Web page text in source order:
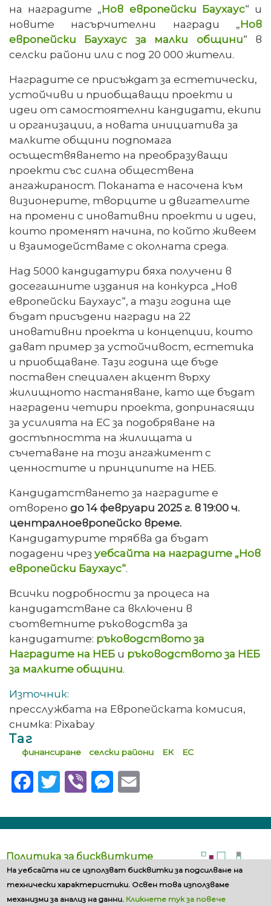
на наградите „Нов европейски Баухаус“ и
новите насърчителни награди „Нов
европейски Баухаус за малки общини“ в
селски райони или с под 20 000 жители.
Наградите се присъждат за естетически,
устойчиви и приобщаващи проекти и
идеи от самостоятелни кандидати, екипи
и организации, а новата инициатива за
малките общини подпомага
осъществяването на преобразуващи
проекти със силна обществена
ангажираност. Поканата е насочена към
визионерите, творците и двигателите
на промени с иновативни проекти и идеи,
които променят начина, по който живеем
и взаимодействаме с околната среда.
Над 5000 кандидатури бяха получени в
досегашните издания на конкурса „Нов
европейски Баухаус“, а тази година ще
бъдат присъдени награди на 22
иновативни проекта и концепции, които
дават пример за устойчивост, естетика
и приобщаване. Тази година ще бъде
поставен специален акцент върху
жилищното настаняване, като ще бъдат
наградени четири проекта, допринасящи
за усилията на ЕС за подобряване на
достъпността на жилищата и
съчетаване на този ангажимент с
ценностите и принципите на НЕБ.
Кандидатстването за наградите е
отворено до 14 февруари 2025 г. в 19:00 ч.
централноевропейско време.
Кандидатурите трябва да бъдат
подадени чрез уебсайта на наградите „Нов
европейски Баухаус“.
Всички подробности за процеса на
кандидатстване са включени в
съответните ръководства за
кандидатите: ръководството за
Наградите на НЕБ и ръководството за НЕБ
за малките общини.
Източник:
пресслужбата на Европейската комисия,
снимка: Pixabay
Таг
финансиране селски райони ЕК ЕС
FacebookTwitterViber Messenger
Политика за бисквитките
На уебсайта ни се използват бисквитки за подсилване на
технически характеристики. Освен това използваме
механизми за анализ на данни. Кликнете тук за повече